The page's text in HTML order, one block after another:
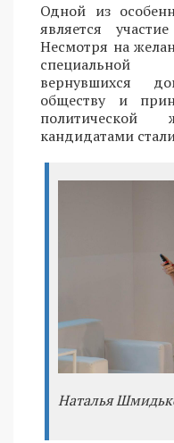
Одной из
является
Несмотря на
специальной
вернувшихся
обществу и
кандидатами
Наталья